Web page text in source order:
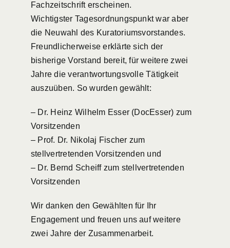
Fachzeitschrift erscheinen.
Wichtigster Tagesordnungspunkt war aber
die Neuwahl des Kuratoriumsvorstandes.
Freundlicherweise erklärte sich der
bisherige Vorstand bereit, für weitere zwei
Jahre die verantwortungsvolle Tätigkeit
auszuüben. So wurden gewählt:
– Dr. Heinz Wilhelm Esser (DocEsser) zum
Vorsitzenden
– Prof. Dr. Nikolaj Fischer zum
stellvertretenden Vorsitzenden und
– Dr. Bernd Scheiff zum stellvertretenden
Vorsitzenden
Wir danken den Gewählten für Ihr
Engagement und freuen uns auf weitere
zwei Jahre der Zusammenarbeit.